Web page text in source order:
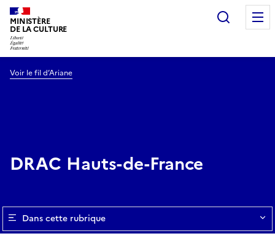
MINISTÈRE
DE LA CULTURE
Voir le fil d’Ariane
DRAC Hauts-de-France
Dans cette rubrique